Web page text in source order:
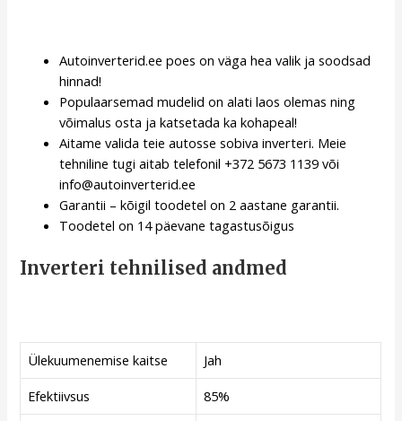
Autoinverterid.ee poes on väga hea valik ja soodsad
hinnad!
Populaarsemad mudelid on alati laos olemas ning
võimalus osta ja katsetada ka kohapeal!
Aitame valida teie autosse sobiva inverteri. Meie
tehniline tugi aitab telefonil +372 5673 1139 või
info@autoinverterid.ee
Garantii – kõigil toodetel on 2 aastane garantii.
Toodetel on 14 päevane tagastusõigus
Inverteri tehnilised andmed
Ülekuumenemise kaitse
Jah
Efektiivsus
85%